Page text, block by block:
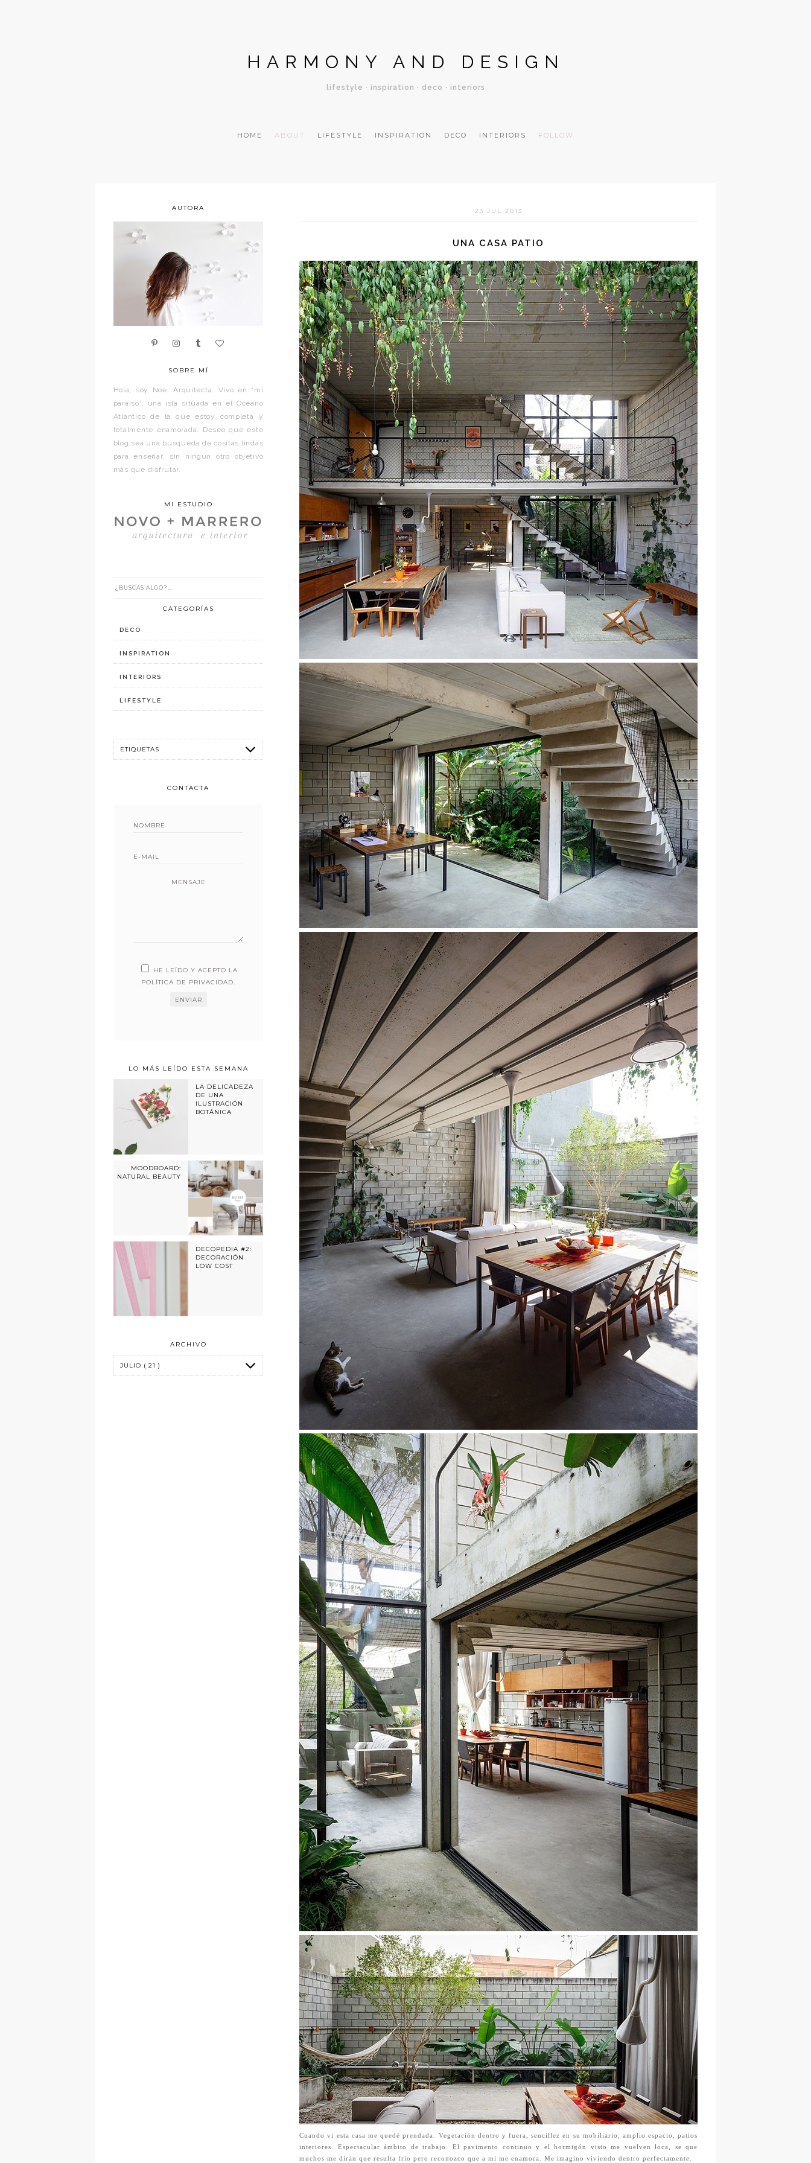
HARMONY AND DESIGN
lifestyle · inspiration · deco · interiors
HOME ABOUT LIFESTYLE INSPIRATION DECO INTERIORS FOLLOW
23 JUL 2013
UNA CASA PATIO
Cuando vi esta casa me quedé prendada. Vegetación dentro y fuera, sencillez en su mobiliario, amplio espacio, patios
interiores. Espectacular ámbito de trabajo. El pavimento continuo y el hormigón visto me vuelven loca, se que
muchos me dirán que resulta frío pero reconozco que a mi me enamora. Me imagino viviendo dentro perfectamente.
AUTORA
SOBRE MÍ
Hola, soy Noe. Arquitecta. Vivo en “mi
paraíso”, una isla situada en el Océano
Atlántico de la que estoy completa y
totalmente enamorada. Deseo que este
blog sea una búsqueda de cositas lindas
para enseñar, sin ningún otro objetivo
más que disfrutar.
MI ESTUDIO
CATEGORÍAS
DECO
INSPIRATION
INTERIORS
LIFESTYLE
CONTACTA
MENSAJE
HE LEÍDO Y ACEPTO LA
POLÍTICA DE PRIVACIDAD.
LO MÁS LEÍDO ESTA SEMANA
LA DELICADEZA
DE UNA
ILUSTRACIÓN
BOTÁNICA
MOODBOARD:
NATURAL BEAUTY
DECOPEDIA #2:
DECORACIÓN
LOW COST
ARCHIVO